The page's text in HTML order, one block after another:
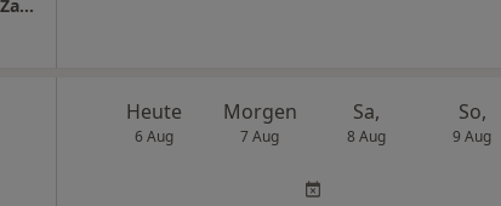
Zahnarztpraxis Sebastian Kohlstetter & Kollegen Zahnarzt
Heute
6 Aug
Morgen
7 Aug
Sa,
8 Aug
So,
9 Aug